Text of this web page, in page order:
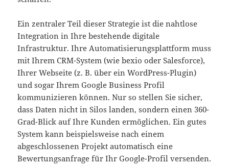
Ein zentraler Teil dieser Strategie ist die nahtlose
Integration in Ihre bestehende digitale
Infrastruktur. Ihre Automatisierungsplattform muss
mit Ihrem CRM-System (wie bexio oder Salesforce),
Ihrer Webseite (z. B. über ein WordPress-Plugin)
und sogar Ihrem Google Business Profil
kommunizieren können. Nur so stellen Sie sicher,
dass Daten nicht in Silos landen, sondern einen 360-
Grad-Blick auf Ihre Kunden ermöglichen. Ein gutes
System kann beispielsweise nach einem
abgeschlossenen Projekt automatisch eine
Bewertungsanfrage für Ihr Google-Profil versenden.